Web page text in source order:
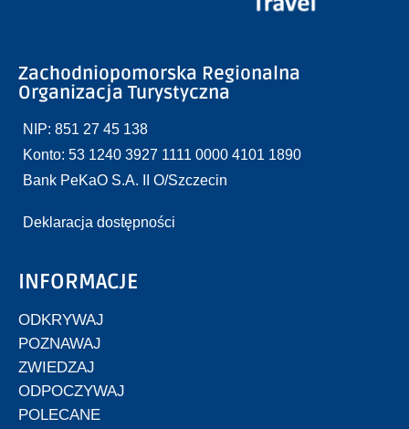
Zachodniopomorska Regionalna
Organizacja Turystyczna
NIP: 851 27 45 138
Konto: 53 1240 3927 1111 0000 4101 1890
Bank PeKaO S.A. II O/Szczecin
Deklaracja dostępności
INFORMACJE
ODKRYWAJ
POZNAWAJ
ZWIEDZAJ
ODPOCZYWAJ
POLECANE